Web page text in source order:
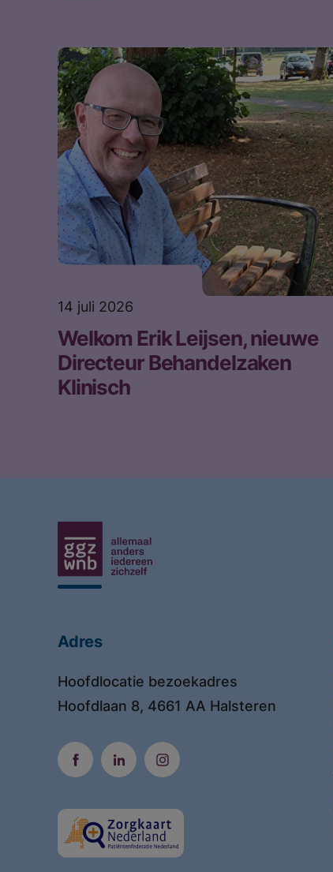
14 juli 2026
Welkom Erik Leijsen, nieuwe
Directeur Behandelzaken
Klinisch
Adres
Hoofdlocatie bezoekadres
Hoofdlaan 8, 4661 AA Halsteren